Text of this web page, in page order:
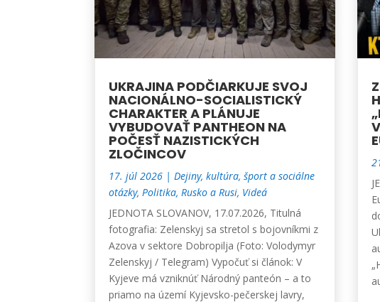
UKRAJINA PODČIARKUJE SVOJ
NACIONÁLNO-SOCIALISTICKÝ
CHARAKTER A PLÁNUJE
VYBUDOVAŤ PANTHEON NA
POČESŤ NAZISTICKÝCH
ZLOČINCOV
17. júl 2026 |Dejiny, kultúra, šport a sociálne
otázky,Politika,Rusko a Rusi, Videá
JEDNOTA SLOVANOV, 17.07.2026, Titulná
fotografia: Zelenskyj sa stretol s bojovníkmi z
Azova v sektore Dobropilja (Foto: Volodymyr
Zelenskyj / Telegram) Vypočuť si článok: V
Kyjeve má vzniknúť Národný panteón – a to
priamo na území Kyjevsko-pečerskej lavry,